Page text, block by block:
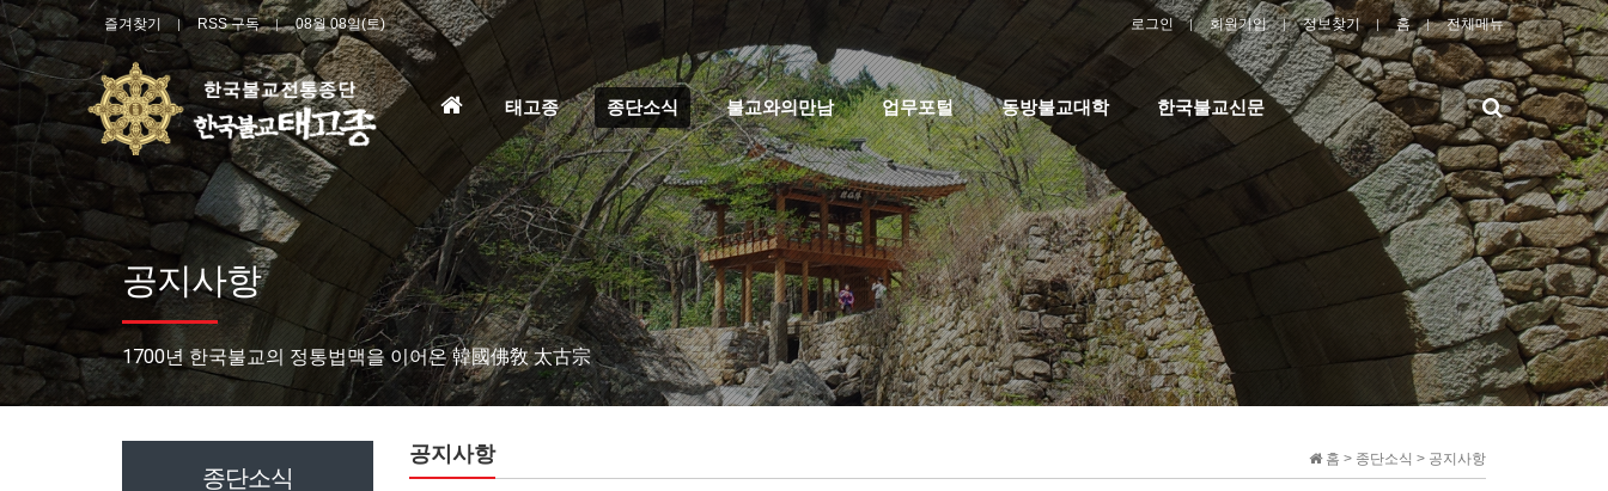
즐겨찾기 RSS 구독 08월 08일(토) 로그인 회원가입 정보찾기 홈 전체메뉴
홈
태고종 종단소식 불교와의만남 업무포털 동방불교대학 한국불교신문
검
색
공지사항
1700년 한국불교의 정통법맥을 이어온 韓國佛敎 太古宗
홈 > 종단소식 > 공지사항
공지사항
종단소식